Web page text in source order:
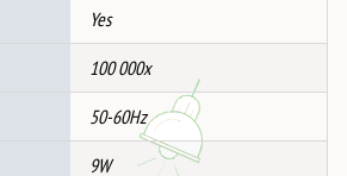
Yes
100 000x
50-60Hz
9W